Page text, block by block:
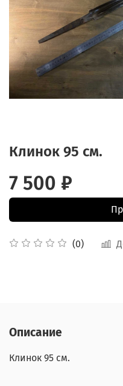
Клинок 95 см.
(0)
7 500 ₽
Описание
Клинок 95 см.